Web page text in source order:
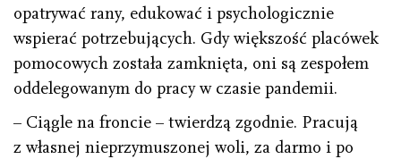
opatrywać rany, edukować i psychologicznie
wspierać potrzebujących. Gdy większość placówek
pomocowych została zamknięta, oni są zespołem
oddelegowanym do pracy w czasie pandemii.
– Ciągle na froncie – twierdzą zgodnie. Pracują
z własnej nieprzymuszonej woli, za darmo i po